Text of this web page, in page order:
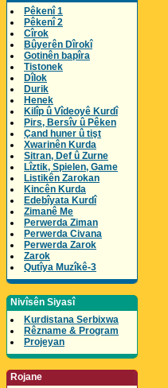
Pêkenî 1
Pêkenî 2
Cîrok
Bûyerên Dîrokî
Gotinên bapîra
Tistonek
Dîlok
Durik
Henek
Kilîp û Vîdeoyê Kurdî
Pirs, Bersîv û Pêken
Çand huner û tişt
Xwarinên Kurda
Sitran, Def û Zurne
Lîztik, Spielen, Game
Listikên Zarokan
Kincên Kurda
Edebîyata Kurdî
Zimanê Me
Perwerda Ziman
Perwerda Civana
Perwerda Zarok
Zarok
Qutîya Muzîkê-3
Nivîsên Siyasî
Kurdistana Serbixwa
Rêzname & Program
Projeyan
Rojane